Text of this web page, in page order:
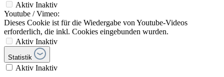
Aktiv Inaktiv
Youtube / Vimeo:
Dieses Cookie ist für die Wiedergabe von Youtube-Videos
erforderlich, die inkl. Cookies eingebunden wurden.
Aktiv Inaktiv
Statistik
Aktiv Inaktiv